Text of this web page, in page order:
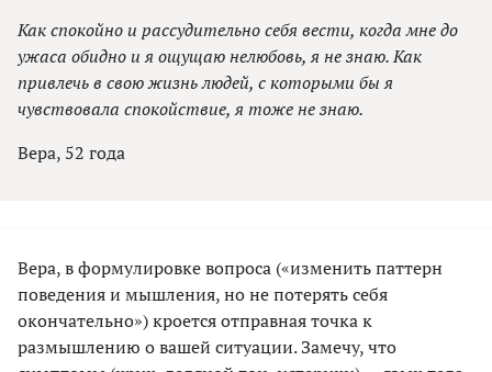
Как спокойно и рассудительно себя вести, когда мне до
ужаса обидно и я ощущаю нелюбовь, я не знаю. Как
привлечь в свою жизнь людей, с которыми бы я
чувствовала спокойствие, я тоже не знаю.
Вера, 52 года
Вера, в формулировке вопроса («изменить паттерн
поведения и мышления, но не потерять себя
окончательно») кроется отправная точка к
размышлению о вашей ситуации. Замечу, что